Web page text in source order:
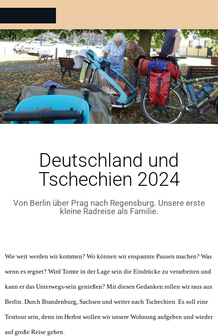
Deutschland und
Tschechien 2024
Von Berlin über Prag nach Regensburg. Unsere erste
kleine Radreise als Familie.
Wie weit werden wir kommen? Wo können wir enspannte Pausen machen? Was
wenn es regnet? Wird Tomte in der Lage sein die Eindrücke zu verarbeiten und
kann er das Unterwegs-sein genießen? Mit diesen Gedanken rollen wir raus aus
Berlin. Durch Brandenburg, Sachsen und weiter nach Tschechien. Es soll eine
Testtour sein, denn im Herbst wollen wir unsere Wohnung aufgeben und wieder
auf große Reise gehen.